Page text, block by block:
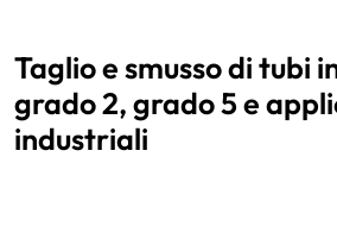
Taglio e smusso di tubi
grado 2, grado 5 e
industriali